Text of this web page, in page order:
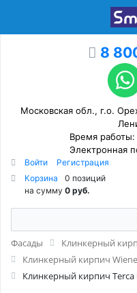
8
Московская обл., г.о.
Время работы:
Электронная
Войти
Регистрация
Корзина
0 позиций
на сумму 0 руб.
Фасады
Клинкерный
Клинкерный кирпич
Клинкерный кирпич Terca